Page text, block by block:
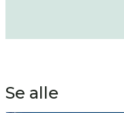
Se alle